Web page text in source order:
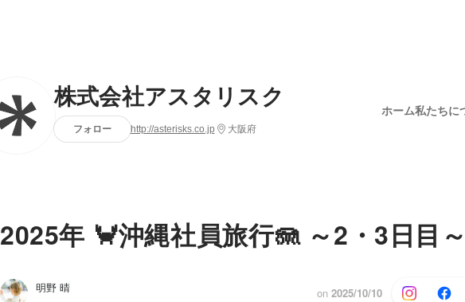
株式会社アスタリスク
フォロー http://asterisks.co.jp 大阪府
ホーム私たちに
2025年 🦀沖縄社員旅行🪼 ～2・3日目
明野 晴 on 2025/10/10